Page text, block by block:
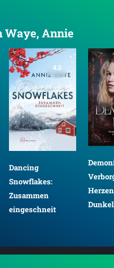
Waye, Annie
4.2
Dancing
Snowflakes:
Zusammen
eingeschneit